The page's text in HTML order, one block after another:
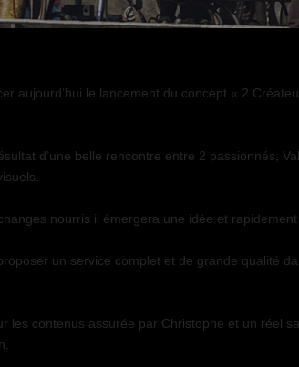
aujourd’hui le lancement du concept « 2
d’une belle rencontre entre 2 passionnés,
nourris il émergera une idée et rapidement
un service complet et de grande qualité
les contenus assurée par Christophe et un réel